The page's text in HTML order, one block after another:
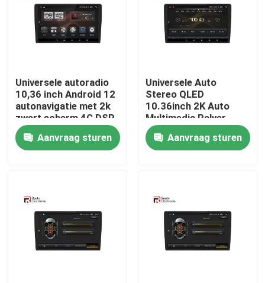
Kwaliteitscontrole
nieuws
Alle Gevallen
Android Autoradio Stereo
Mazda-Autostereo-installatie
Universele autoradio
10,36 inch Android 12
autonavigatie met 2k
zwart scherm 4G DSP
Aanvraag sturen
Universele Auto
Stereo QLED
10.36inch 2K Auto
Multimedia Palyer
Ondersteuning 4G DSP
Ingebouwde 360 ​​Bird
View Systeem
Aanvraag sturen